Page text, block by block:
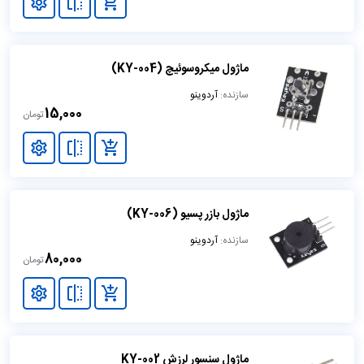
باتری استفاده کنند. استفاده از باتری‌ های معمولی 1.5 ولت به
پردازنده‌ها
برای شما قطعا می‌ تواند مفید باشد. انعطاف‌ پذیری بالای این
ماژول میکروسوئیچ (KY-004)
سازنده: آردوینو
15,000تومان
ماژول بازر پسیو (KY-006)
سازنده: آردوینو
80,000تومان
ماژول سنسور لرزش KY-002